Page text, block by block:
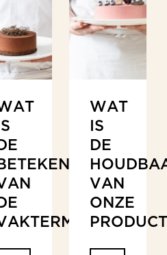
WAT
IS
DE
VAN
ONZE